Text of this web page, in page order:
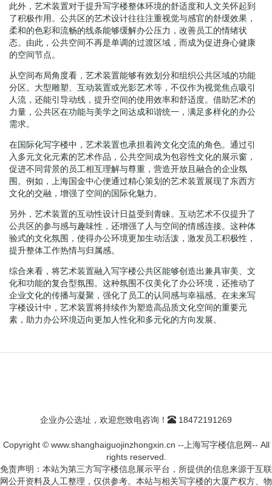
此外，艺术装置对于提升写字楼整体环境的舒适度和人文关怀起到
了积极作用。公共区的艺术设计往往注重视觉与感官的舒缓效果，
柔和的色彩和流畅的线条能够缓解办公压力，改善员工的情绪状
态。由此，公共空间不再是单调的过渡区域，而成为促进身心健康
的空间节点。
从空间布局角度看，艺术装置能够有效划分和组织公共区域的功能
分区。大型雕塑、互动装置或光影艺术等，不仅作为视觉焦点吸引
人流，还能引导动线，提升空间的使用效率和舒适度。借助艺术的
力量，公共区在功能与美学之间达成和谐统一，满足多样化的办公
需求。
在国际化写字楼中，艺术装置也承担着跨文化交流的角色。通过引
入多元文化元素的艺术作品，公共空间成为包容性文化的展示窗，
促进不同背景的员工相互理解与尊重，营造开放且融合的企业氛
围。例如，上海国金中心便通过精心策划的艺术装置展现了东西方
文化的交融，增强了空间的国际化魅力。
另外，艺术装置的互动性设计日益受到青睐。互动艺术不仅提升了
公共区的参与感与趣味性，还增强了人与空间的情感连接。这种体
验式的文化氛围，使得办公环境更加生动活泼，激发员工积极性，
提升整体工作热情与归属感。
综合来看，将艺术装置融入写字楼公共区能够创造出兼具审美、文
化和功能的复合型氛围。这种氛围不仅美化了办公环境，还推动了
企业文化的传播与凝聚，强化了员工的认同感与幸福感。在未来写
字楼设计中，艺术装置将持续作为塑造高品质文化空间的重要元
素，助力办公环境迈向更加人性化和多元化的方向发展。
企业办公选址，欢迎您致电咨询！ 18472191269
Copyright © www.shanghaiguojinzhongxin.cn --上海写字楼信息网-- All
rights reserved.
免责声明：本站为第三方写字楼信息展示平台，所提供的信息来源于互联
网公开资料及人工整理，仅供参考。本站与相关写字楼的大厦产权方、物